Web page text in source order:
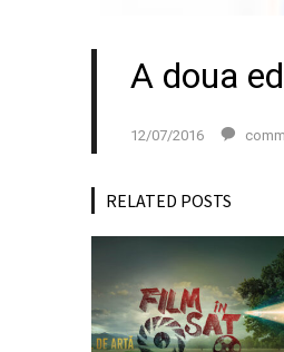
A doua
12/07/2016
RELATED POSTS